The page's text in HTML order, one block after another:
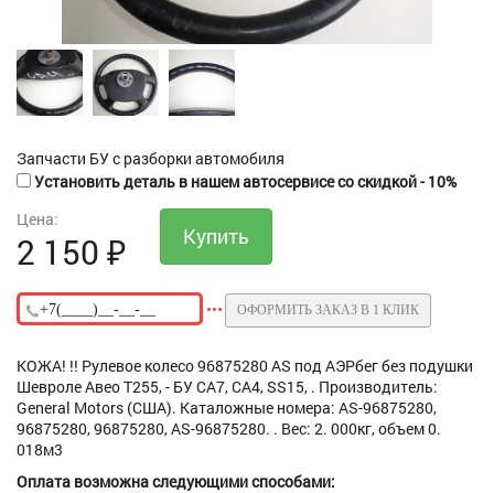
Запчасти БУ с разборки автомобиля
Установить деталь в нашем автосервисе со скидкой - 10%
Цена:
2 150 ₽
ОФОРМИТЬ ЗАКАЗ В 1 КЛИК
КОЖА! !! Рулевое колесо 96875280 AS под АЭРбег без подушки
Шевроле Авео Т255, - БУ СА7, СА4, SS15, . Производитель:
General Motors (США). Каталожные номера: AS-96875280,
96875280, 96875280, AS-96875280. . Вес: 2. 000кг, объем 0.
018м3
Оплата возможна следующими способами: